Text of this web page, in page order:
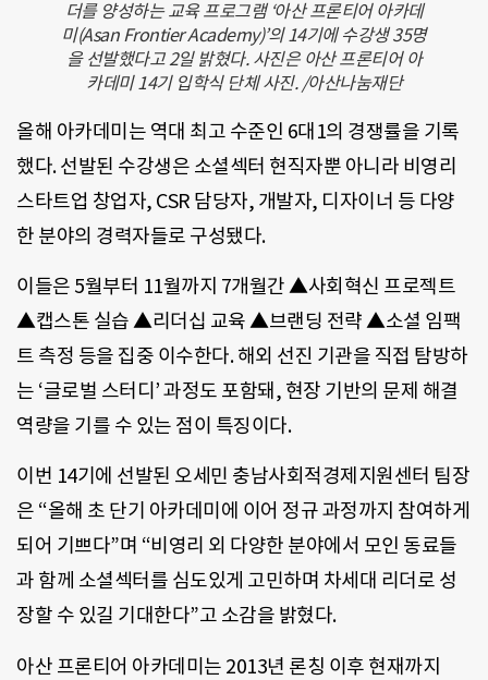
더를 양성하는 교육 프로그램 ‘아산 프론티어 아카데
미(Asan Frontier Academy)’의 14기에 수강생 35명
을 선발했다고 2일 밝혔다. 사진은 아산 프론티어 아
카데미 14기 입학식 단체 사진. /아산나눔재단
올해 아카데미는 역대 최고 수준인 6대1의 경쟁률을 기록
했다. 선발된 수강생은 소셜섹터 현직자뿐 아니라 비영리
스타트업 창업자, CSR 담당자, 개발자, 디자이너 등 다양
한 분야의 경력자들로 구성됐다.
이들은 5월부터 11월까지 7개월간 ▲사회혁신 프로젝트
▲캡스톤 실습 ▲리더십 교육 ▲브랜딩 전략 ▲소셜 임팩
트 측정 등을 집중 이수한다. 해외 선진 기관을 직접 탐방하
는 ‘글로벌 스터디’ 과정도 포함돼, 현장 기반의 문제 해결
역량을 기를 수 있는 점이 특징이다.
이번 14기에 선발된 오세민 충남사회적경제지원센터 팀장
은 “올해 초 단기 아카데미에 이어 정규 과정까지 참여하게
되어 기쁘다”며 “비영리 외 다양한 분야에서 모인 동료들
과 함께 소셜섹터를 심도있게 고민하며 차세대 리더로 성
장할 수 있길 기대한다”고 소감을 밝혔다.
아산 프론티어 아카데미는 2013년 론칭 이후 현재까지